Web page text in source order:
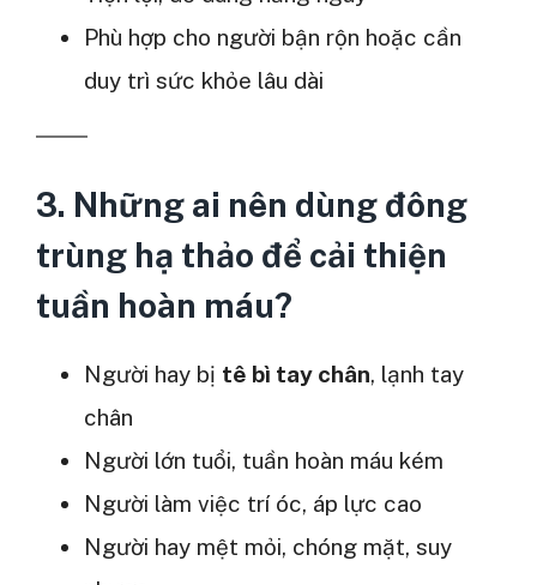
Phù hợp cho người bận rộn hoặc cần
duy trì sức khỏe lâu dài
3. Những ai nên dùng đông
trùng hạ thảo để cải thiện
tuần hoàn máu?
Người hay bị tê bì tay chân, lạnh tay
chân
Người lớn tuổi, tuần hoàn máu kém
Người làm việc trí óc, áp lực cao
Người hay mệt mỏi, chóng mặt, suy